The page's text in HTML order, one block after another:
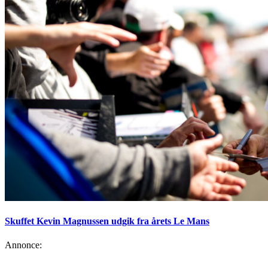
Skuffet Kevin Magnussen udgik fra årets Le Mans
Annonce: